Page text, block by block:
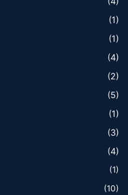
(1)
(1)
(4)
(2)
(5)
(1)
(3)
(4)
(1)
(10)